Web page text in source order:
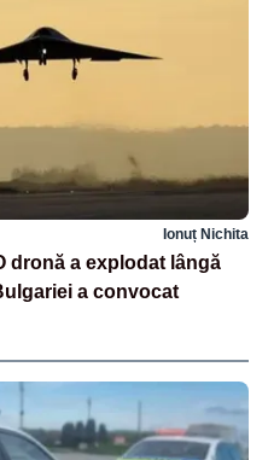
Ionuț Nichita
dronă a explodat lângă
a convocat